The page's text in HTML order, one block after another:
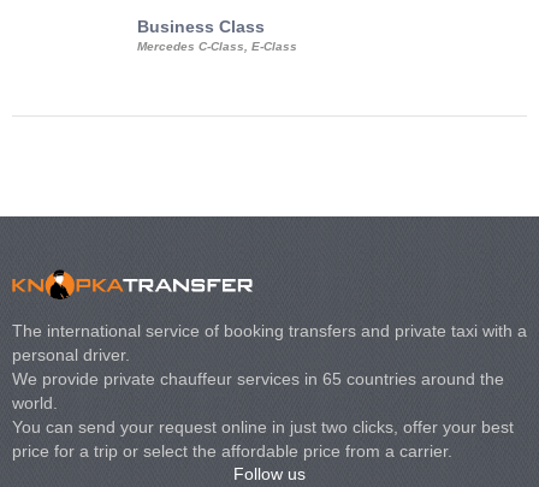
Business Class
Mercedes C-Class, E-Class
The international service of booking transfers and private taxi with a
personal driver.
We provide private chauffeur services in 65 countries around the
world.
You can send your request online in just two clicks, offer your best
price for a trip or select the affordable price from a carrier.
Follow us